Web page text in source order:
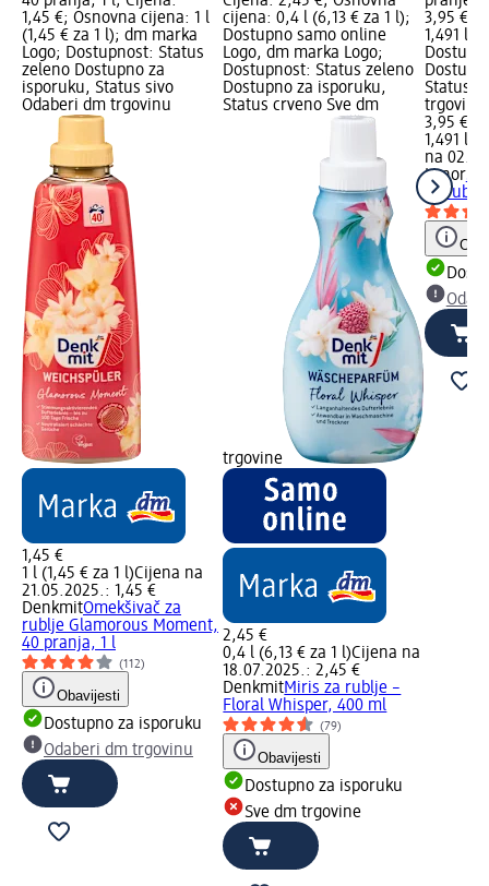
1,45 €; Osnovna cijena: 1 l
(1,45 € za 1 l); dm marka
Logo; Dostupnost: Status
zeleno Dostupno za
isporuku, Status sivo
Odaberi dm trgovinu
1,45 €
1 l (1,45 € za 1 l)Cijena na
21.05.2025.: 1,45 €
DenkmitOmekšivač za
rublje Glamorous Moment,
40 pranja, 1 l
(112)
Obavijesti
Dostupno za isporuku
Odaberi dm trgovinu
cijena: 0,4 l (6,13 € za 1 l);
Dostupno samo online
Logo, dm marka Logo;
Dostupnost: Status zeleno
Dostupno za isporuku,
Status crveno Sve dm
trgovine
2,45 €
0,4 l (6,13 € za 1 l)Cijena na
18.07.2025.: 2,45 €
DenkmitMiris za rublje –
Floral Whisper, 400 ml
(79)
Obavijesti
Dostupno za isporuku
Sve dm trgovine
3,95 €;
1,491 l
Status
trgovinu
3,95 €
1,491 l
na
Lenor
za